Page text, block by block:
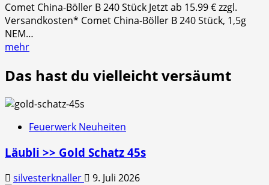
Comet China-Böller B 240 Stück Jetzt ab 15.99 € zzgl.
Versandkosten* Comet China-Böller B 240 Stück, 1,5g
NEM…
mehr
Das hast du vielleicht versäumt
Feuerwerk Neuheiten
Läubli >> Gold Schatz 45s
silvesterknaller 9. Juli 2026